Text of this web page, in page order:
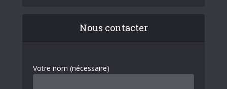
Nous contacter
Votre nom (nécessaire)